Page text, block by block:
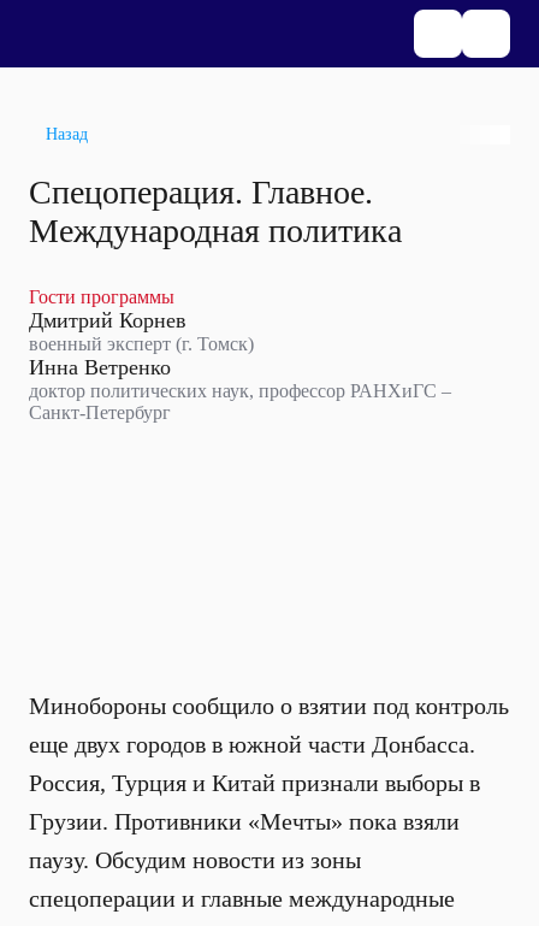
Назад
Спецоперация. Главное.
Международная политика
Гости программы
Дмитрий Корнев
военный эксперт (г. Томск)
Инна Ветренко
доктор политических наук, профессор РАНХиГС –
Санкт-Петербург
Минобороны сообщило о взятии под контроль
еще двух городов в южной части Донбасса.
Россия, Турция и Китай признали выборы в
Грузии. Противники «Мечты» пока взяли
паузу. Обсудим новости из зоны
спецоперации и главные международные